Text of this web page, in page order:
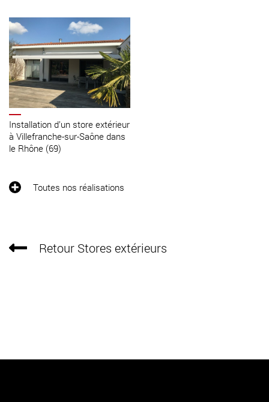
Installation d’un store extérieur
à Villefranche-sur-Saône dans
le Rhône (69)
Toutes nos réalisations
Retour Stores extérieurs